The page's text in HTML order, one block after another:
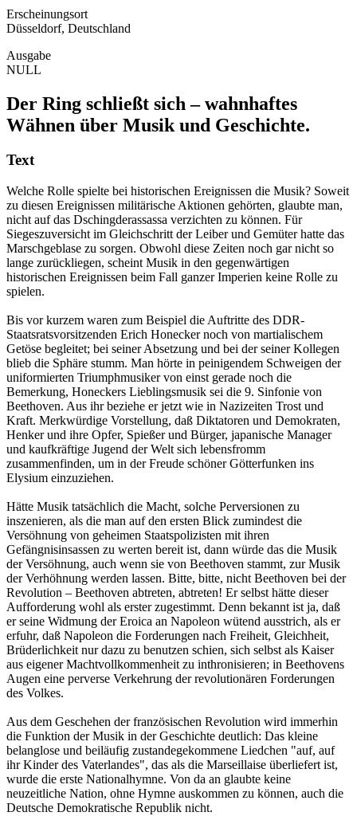
Erscheinungsort
Düsseldorf, Deutschland
Ausgabe
NULL
Der Ring schließt sich – wahnhaftes
Wähnen über Musik und Geschichte.
Text
Welche Rolle spielte bei historischen Ereignissen die Musik? Soweit
zu diesen Ereignissen militärische Aktionen gehörten, glaubte man,
nicht auf das Dschingderassassa verzichten zu können. Für
Siegeszuversicht im Gleichschritt der Leiber und Gemüter hatte das
Marschgeblase zu sorgen. Obwohl diese Zeiten noch gar nicht so
lange zurückliegen, scheint Musik in den gegenwärtigen
historischen Ereignissen beim Fall ganzer Imperien keine Rolle zu
spielen.
Bis vor kurzem waren zum Beispiel die Auftritte des DDR-
Staatsratsvorsitzenden Erich Honecker noch von martialischem
Getöse begleitet; bei seiner Absetzung und bei der seiner Kollegen
blieb die Sphäre stumm. Man hörte in peinigendem Schweigen der
uniformierten Triumphmusiker von einst gerade noch die
Bemerkung, Honeckers Lieblingsmusik sei die 9. Sinfonie von
Beethoven. Aus ihr beziehe er jetzt wie in Nazizeiten Trost und
Kraft. Merkwürdige Vorstellung, daß Diktatoren und Demokraten,
Henker und ihre Opfer, Spießer und Bürger, japanische Manager
und kaufkräftige Jugend der Welt sich lebensfromm
zusammenfinden, um in der Freude schöner Götterfunken ins
Elysium einzuziehen.
Hätte Musik tatsächlich die Macht, solche Perversionen zu
inszenieren, als die man auf den ersten Blick zumindest die
Versöhnung von geheimen Staatspolizisten mit ihren
Gefängnisinsassen zu werten bereit ist, dann würde das die Musik
der Versöhnung, auch wenn sie von Beethoven stammt, zur Musik
der Verhöhnung werden lassen. Bitte, bitte, nicht Beethoven bei der
Revolution – Beethoven abtreten, abtreten! Er selbst hätte dieser
Aufforderung wohl als erster zugestimmt. Denn bekannt ist ja, daß
er seine Widmung der Eroica an Napoleon wütend ausstrich, als er
erfuhr, daß Napoleon die Forderungen nach Freiheit, Gleichheit,
Brüderlichkeit nur dazu zu benutzen schien, sich selbst als Kaiser
aus eigener Machtvollkommenheit zu inthronisieren; in Beethovens
Augen eine perverse Verkehrung der revolutionären Forderungen
des Volkes.
Aus dem Geschehen der französischen Revolution wird immerhin
die Funktion der Musik in der Geschichte deutlich: Das kleine
belanglose und beiläufig zustandegekommene Liedchen "auf, auf
ihr Kinder des Vaterlandes", das als die Marseillaise überliefert ist,
wurde die erste Nationalhymne. Von da an glaubte keine
neuzeitliche Nation, ohne Hymne auskommen zu können, auch die
Deutsche Demokratische Republik nicht.